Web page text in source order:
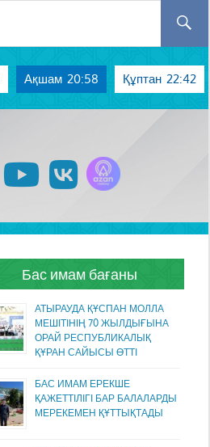
Ақшам 20:58 Құптан 22:42
instagram youtubevk
Бас имам бағаны
АТЫРАУДА ҚҰСПАН МОЛЛА
МЕШІТІНІҢ 70 ЖЫЛДЫҒЫНА
ОРАЙ РЕСПУБЛИКАЛЫҚ
ҚҰРАН САЙЫСЫ ӨТТІ
БАС ИМАМ ЕРЕКШЕ
ҚАЖЕТТІЛІГІ БАР БАЛАЛАРДЫ
МЕРЕКЕМЕН ҚҰТТЫҚТАДЫ